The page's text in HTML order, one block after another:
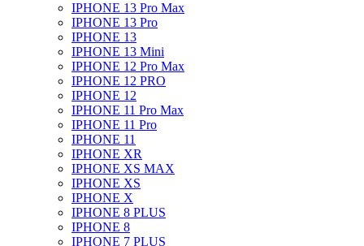
IPHONE 13 Pro Max
IPHONE 13 Pro
IPHONE 13
IPHONE 13 Mini
IPHONE 12 Pro Max
IPHONE 12 PRO
IPHONE 12
IPHONE 11 Pro Max
IPHONE 11 Pro
IPHONE 11
IPHONE XR
IPHONE XS MAX
IPHONE XS
IPHONE X
IPHONE 8 PLUS
IPHONE 8
IPHONE 7 PLUS